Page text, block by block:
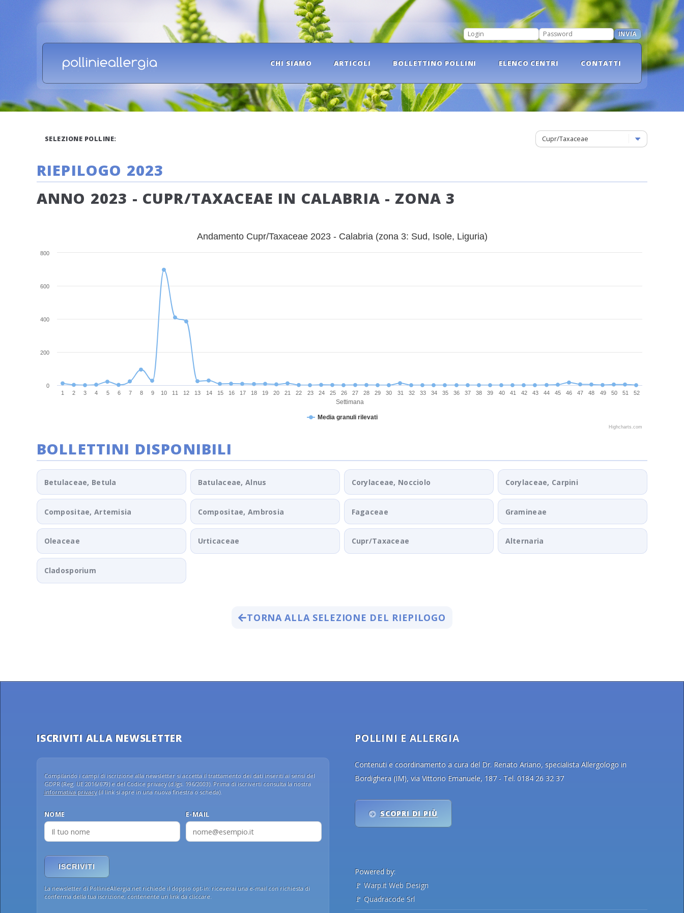
LOGIN
PASSWORD
INVIA
CHI SIAMO ARTICOLI BOLLETTINO POLLINI ELENCO CENTRI CONTATTI
SELEZIONE POLLINE:
RIEPILOGO 2023
ANNO 2023 - CUPR/TAXACEAE IN CALABRIA - ZONA 3
Settimana
Andamento Cupr/Taxaceae 2023 - Calabria (zona 3: Sud, Isole, Liguria)
Media granuli rilevati
1 2 3 4 5 6 7 8 9 10 11 12 13 14 15 16 17 18 19 20 21 22 23 24 25 26 27 28 29 30 31 32 33 34 35 36 37 38 39 40 41 42 43 44 45 46 47 48 49 50 51 52
0
200
400
600
800
Highcharts.com
BOLLETTINI DISPONIBILI
Betulaceae, Betula Batulaceae, Alnus Corylaceae, Nocciolo Corylaceae, Carpini
Compositae, Artemisia Compositae, Ambrosia Fagaceae Gramineae
Oleaceae Urticaceae Cupr/Taxaceae Alternaria
Cladosporium
TORNA ALLA SELEZIONE DEL RIEPILOGO
ISCRIVITI ALLA NEWSLETTER
Compilando i campi di iscrizione alla newsletter si accetta il trattamento dei dati inseriti ai sensi del
GDPR (Reg. UE 2016/679) e del Codice privacy (d.lgs. 196/2003). Prima di iscriverti consulta la nostra
informativa privacy(il link si apre in una nuova finestra o scheda).
NOME E-MAIL
ISCRIVITI
La newsletter di PollinieAllergia.net richiede il doppio opt-in: riceverai una e-mail con richiesta di
conferma della tua iscrizione, contenente un link da cliccare.
POLLINI E ALLERGIA
Contenuti e coordinamento a cura del Dr. Renato Ariano, specialista Allergologo in
Bordighera (IM), via Vittorio Emanuele, 187 - Tel. 0184 26 32 37
SCOPRI DI PIÙ
Powered by:
🚩Warp.it Web Design
🚩 Quadracode Srl